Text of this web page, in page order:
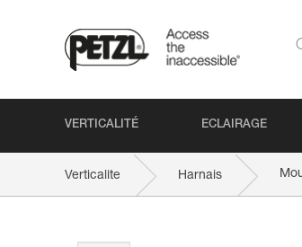
VERTICALITÉ ECLAIRAGE
Verticalite Harnais